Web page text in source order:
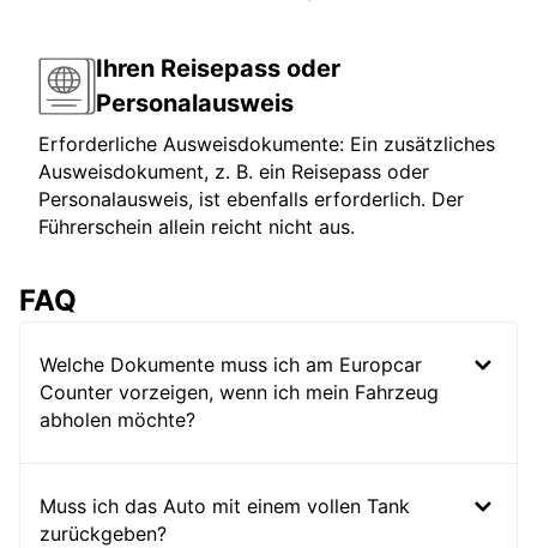
Ihren Reisepass oder
Personalausweis
Erforderliche Ausweisdokumente: Ein zusätzliches
Ausweisdokument, z. B. ein Reisepass oder
Personalausweis, ist ebenfalls erforderlich. Der
Führerschein allein reicht nicht aus.
FAQ
Welche Dokumente muss ich am Europcar
Counter vorzeigen, wenn ich mein Fahrzeug
abholen möchte?
Muss ich das Auto mit einem vollen Tank
zurückgeben?